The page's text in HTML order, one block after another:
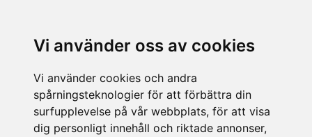
Vi använder oss av cookies
Vi använder cookies och andra
spårningsteknologier för att förbättra din
surfupplevelse på vår webbplats, för att visa
dig personligt innehåll och riktade annonser,